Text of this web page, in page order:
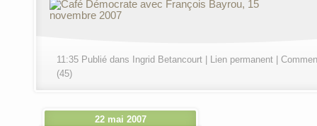
11:35 Publié dans Ingrid Betancourt Lien permanent
(45)
22 mai 2007